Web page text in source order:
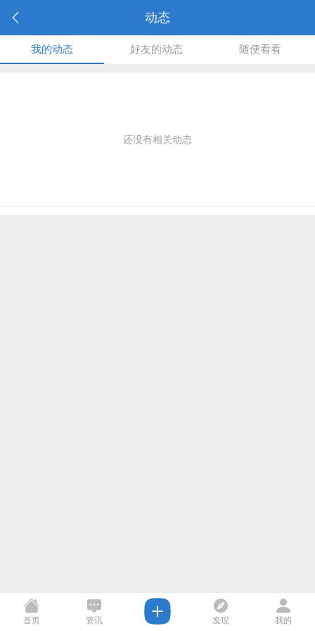
动态
我的动态 好友的动态 随便看看
还没有相关动态
首页 资讯 发现 我的